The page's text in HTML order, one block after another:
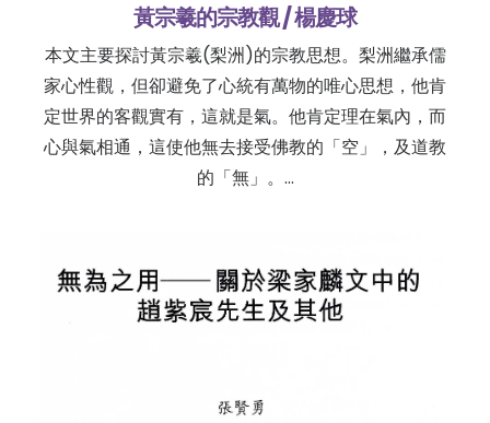
黃宗羲的宗教觀 / 楊慶球
本文主要探討黃宗羲(梨洲)的宗教思想。梨洲繼承儒
家心性觀，但卻避免了心統有萬物的唯心思想，他肯
定世界的客觀實有，這就是氣。他肯定理在氣內，而
心與氣相通，這使他無去接受佛教的「空」，及道教
的「無」。…